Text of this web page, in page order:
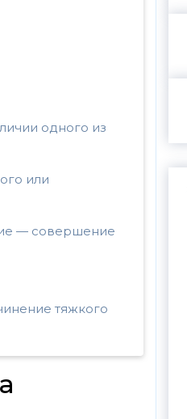
одного из
или
— совершение
тяжкого